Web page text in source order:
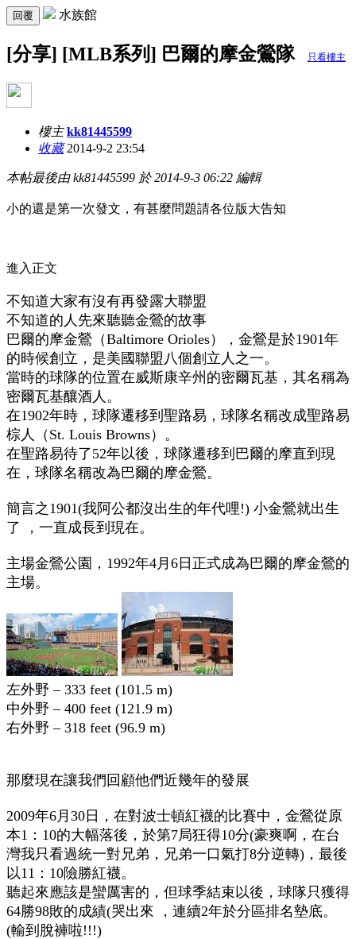
回覆 水族館
[分享] [MLB系列] 巴爾的摩金鶯隊 只看樓主
樓主 kk81445599
收藏2014-9-2 23:54
本帖最後由 kk81445599 於 2014-9-3 06:22 編輯
小的還是第一次發文，有甚麼問題請各位版大告知
進入正文
不知道大家有沒有再發露大聯盟
不知道的人先來聽聽金鶯的故事
巴爾的摩金鶯（Baltimore Orioles），金鶯是於1901年
的時候創立，是美國聯盟八個創立人之一。
當時的球隊的位置在威斯康辛州的密爾瓦基，其名稱為
密爾瓦基釀酒人。
在1902年時，球隊遷移到聖路易，球隊名稱改成聖路易
棕人（St. Louis Browns）。
在聖路易待了52年以後，球隊遷移到巴爾的摩直到現
在，球隊名稱改為巴爾的摩金鶯。
簡言之1901(我阿公都沒出生的年代哩!) 小金鶯就出生
了 ，一直成長到現在。
主場金鶯公園，1992年4月6日正式成為巴爾的摩金鶯的
主場。
左外野 – 333 feet (101.5 m)
中外野 – 400 feet (121.9 m)
右外野 – 318 feet (96.9 m)
那麼現在讓我們回顧他們近幾年的發展
2009年6月30日，在對波士頓紅襪的比賽中，金鶯從原
本1：10的大幅落後，於第7局狂得10分(豪爽啊，在台
灣我只看過統一對兄弟，兄弟一口氣打8分逆轉)，最後
以11：10險勝紅襪。
聽起來應該是蠻厲害的，但球季結束以後，球隊只獲得
64勝98敗的成績(哭出來 ，連續2年於分區排名墊底。
(輸到脫褲啦!!!)